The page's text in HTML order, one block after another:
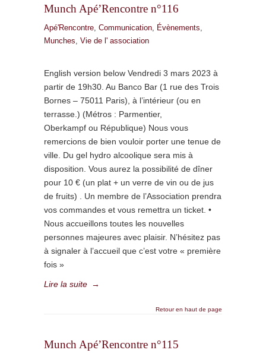
Munch Apé’Rencontre n°116
Apé'Rencontre, Communication, Évènements,
Munches, Vie de l' association
English version below Vendredi 3 mars 2023 à
partir de 19h30. Au Banco Bar (1 rue des Trois
Bornes – 75011 Paris), à l’intérieur (ou en
terrasse.) (Métros : Parmentier,
Oberkampf ou République) Nous vous
remercions de bien vouloir porter une tenue de
ville. Du gel hydro alcoolique sera mis à
disposition. Vous aurez la possibilité de dîner
pour 10 € (un plat + un verre de vin ou de jus
de fruits) . Un membre de l’Association prendra
vos commandes et vous remettra un ticket. •
Nous accueillons toutes les nouvelles
personnes majeures avec plaisir. N’hésitez pas
à signaler à l’accueil que c’est votre « première
fois »
Lire la suite →
Retour en haut de page
Munch Apé’Rencontre n°115